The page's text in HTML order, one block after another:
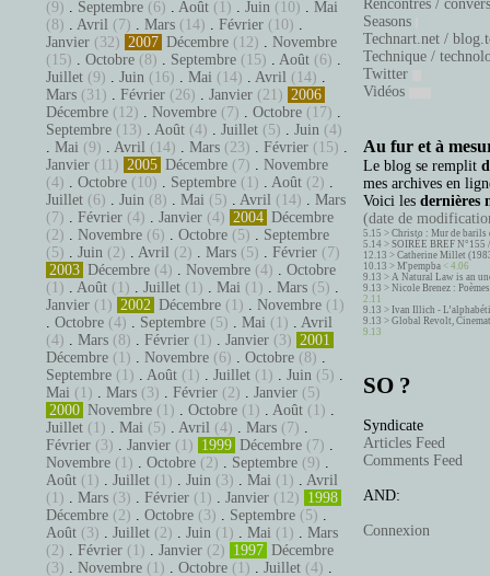
(9) . Septembre (6) . Août (1) . Juin (10) . Mai
(8) . Avril (7) . Mars (14) . Février (10) .
Janvier (32) 2007 Décembre (12) . Novembre
(15) . Octobre (8) . Septembre (15) . Août (6) .
Juillet (9) . Juin (16) . Mai (14) . Avril (14) .
Mars (31) . Février (26) . Janvier (21) 2006
Décembre (12) . Novembre (7) . Octobre (17) .
Septembre (13) . Août (4) . Juillet (5) . Juin (4)
. Mai (9) . Avril (14) . Mars (23) . Février (15) .
Janvier (11) 2005 Décembre (7) . Novembre
(4) . Octobre (10) . Septembre (1) . Août (2) .
Juillet (6) . Juin (8) . Mai (5) . Avril (14) . Mars
(7) . Février (4) . Janvier (4) 2004 Décembre
(2) . Novembre (6) . Octobre (5) . Septembre
(5) . Juin (2) . Avril (2) . Mars (5) . Février (7)
2003 Décembre (4) . Novembre (4) . Octobre
(1) . Août (1) . Juillet (1) . Mai (1) . Mars (5) .
Janvier (1) 2002 Décembre (1) . Novembre (1)
. Octobre (4) . Septembre (5) . Mai (1) . Avril
(4) . Mars (8) . Février (1) . Janvier (3) 2001
Décembre (1) . Novembre (6) . Octobre (8) .
Septembre (1) . Août (1) . Juillet (1) . Juin (5) .
Mai (1) . Mars (3) . Février (2) . Janvier (5)
2000 Novembre (1) . Octobre (1) . Août (1) .
Juillet (1) . Mai (5) . Avril (4) . Mars (7) .
Février (3) . Janvier (1) 1999 Décembre (7) .
Novembre (1) . Octobre (2) . Septembre (9) .
Août (1) . Juillet (1) . Juin (3) . Mai (1) . Avril
(1) . Mars (3) . Février (1) . Janvier (12) 1998
Décembre (2) . Octobre (3) . Septembre (5) .
Août (3) . Juillet (2) . Juin (1) . Mai (1) . Mars
(2) . Février (1) . Janvier (2) 1997 Décembre
(3) . Novembre (1) . Octobre (1) . Juillet (4) .
Rencontres /
Seasons
Technart.net /
Technique /
Twitter
Vidéos
Au fur et à
Le blog se remplit
mes archives en
Voici les dernières
(date de
5.15 > Christo : Mur de barils
5.14 > SOIRÉE BREF
12.13 > Catherine Millet
10.13 > M'pempba < 4.06
9.13 > A Natural Law is an
9.13 > Nicole Brenez :
2.11
9.13 > Ivan Illich -
9.13 > Global Revolt,
9.13
SO ?
Syndicate
Articles Feed
Comments Feed
AND:
Connexion